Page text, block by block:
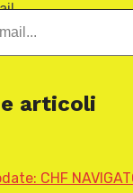
articoli
CHF